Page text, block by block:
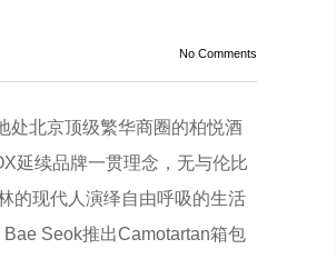
No Comments
处北京顶级繁华商圈的柏悦酒
延续品牌一贯理念，无与伦比
的现代人演绎自由呼吸的生活
Seok推出Camotartan箱包